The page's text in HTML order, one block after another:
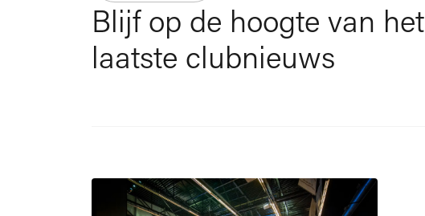
Blijf op de hoogte van het
laatste clubnieuws